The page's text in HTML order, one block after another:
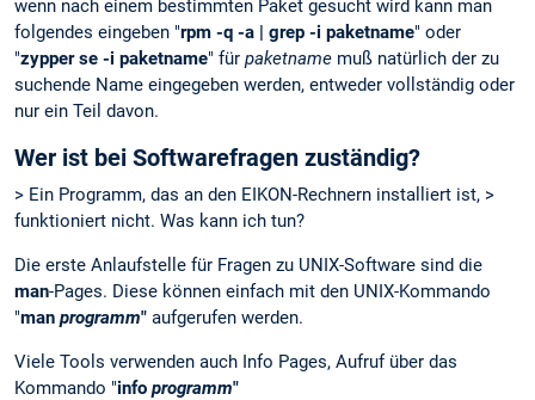
wenn nach einem bestimmten Paket gesucht wird kann man
folgendes eingeben "rpm -q -a | grep -i paketname" oder
"zypper se -i paketname" für paketname muß natürlich der zu
suchende Name eingegeben werden, entweder vollständig oder
nur ein Teil davon.
Wer ist bei Softwarefragen zuständig?
> Ein Programm, das an den EIKON-Rechnern installiert ist, >
funktioniert nicht. Was kann ich tun?
Die erste Anlaufstelle für Fragen zu UNIX-Software sind die
man-Pages. Diese können einfach mit den UNIX-Kommando
"man programm" aufgerufen werden.
Viele Tools verwenden auch Info Pages, Aufruf über das
Kommando "info programm"